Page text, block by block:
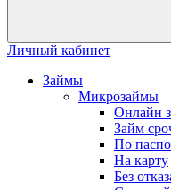
Личный кабинет
Займы
Микрозаймы
Онлайн
Займ
По
На карту
Без